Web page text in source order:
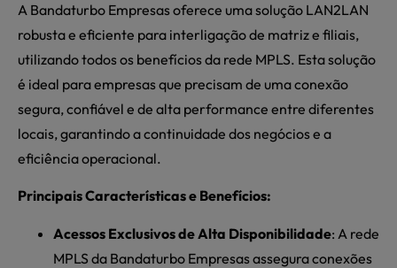
A Bandaturbo Empresas oferece uma solução LAN2LAN
robusta e eficiente para interligação de matriz e filiais,
utilizando todos os benefícios da rede MPLS. Esta solução
é ideal para empresas que precisam de uma conexão
segura, confiável e de alta performance entre diferentes
locais, garantindo a continuidade dos negócios e a
eficiência operacional.
Principais Características e Benefícios:
Acessos Exclusivos de Alta Disponibilidade: A rede
MPLS da Bandaturbo Empresas assegura conexões